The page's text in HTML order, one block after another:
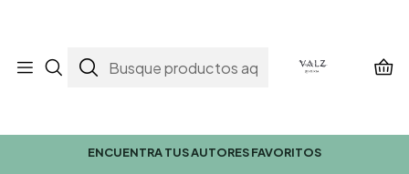
ENCUENTRA TUS AUTORES FAVORITOS